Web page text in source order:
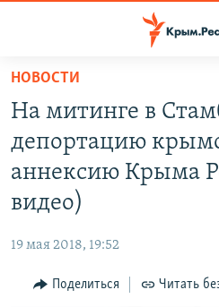
Вернуться
основному
содержанию
Вернутся
главной
Вернутся
поиску
КАРТА ВОЕННЫХ ОБЪЕКТОВ КРЫМА
ИСТОРИЯ
ИНФОГРАФИКА
РАДІО СВОБОДА
КАК ОБОЙТИ БЛОКИРОВКУ
НОВОСТИ
На митинге в
депортацию
аннексию Крыма
видео)
19 мая 2018, 19:52
Поделиться Читать